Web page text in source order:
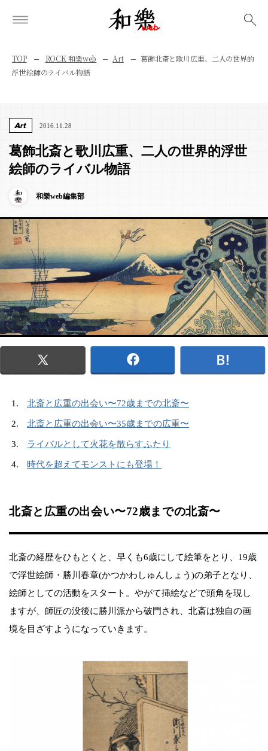
TOP ROCK 和樂web Art
葛飾北斎と歌川広重、二人の世界的
浮世絵師のライバル物語
Art 2016.11.28
葛飾北斎と歌川広重、二人の世界的浮世
絵師のライバル物語
和樂web編集部
北斎と広重の出会い〜72歳までの北斎〜
北斎と広重の出会い〜35歳までの広重〜
ライバルとして火花を散らすふたり
時代を超えてモンストにも登場！
北斎と広重の出会い〜72歳までの北斎〜
北斎の経歴をひもとくと、早くも6歳にして絵筆をとり、19歳
で浮世絵師・勝川春章(かつかわしゅんしょう)の弟子となり、
絵師としての活動をスタート。やがて挿絵などで頭角を現し
ますが、師匠の没後に勝川派から破門され、北斎は独自の画
境を目ざすようになっていきます。